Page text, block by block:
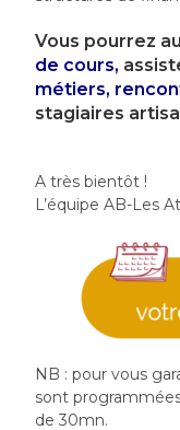
Vous pourrez
de cours,
métiers,
stagiaires
A très bientôt !
L’équipe AB-Les
NB : pour vous
sont
de 30mn.